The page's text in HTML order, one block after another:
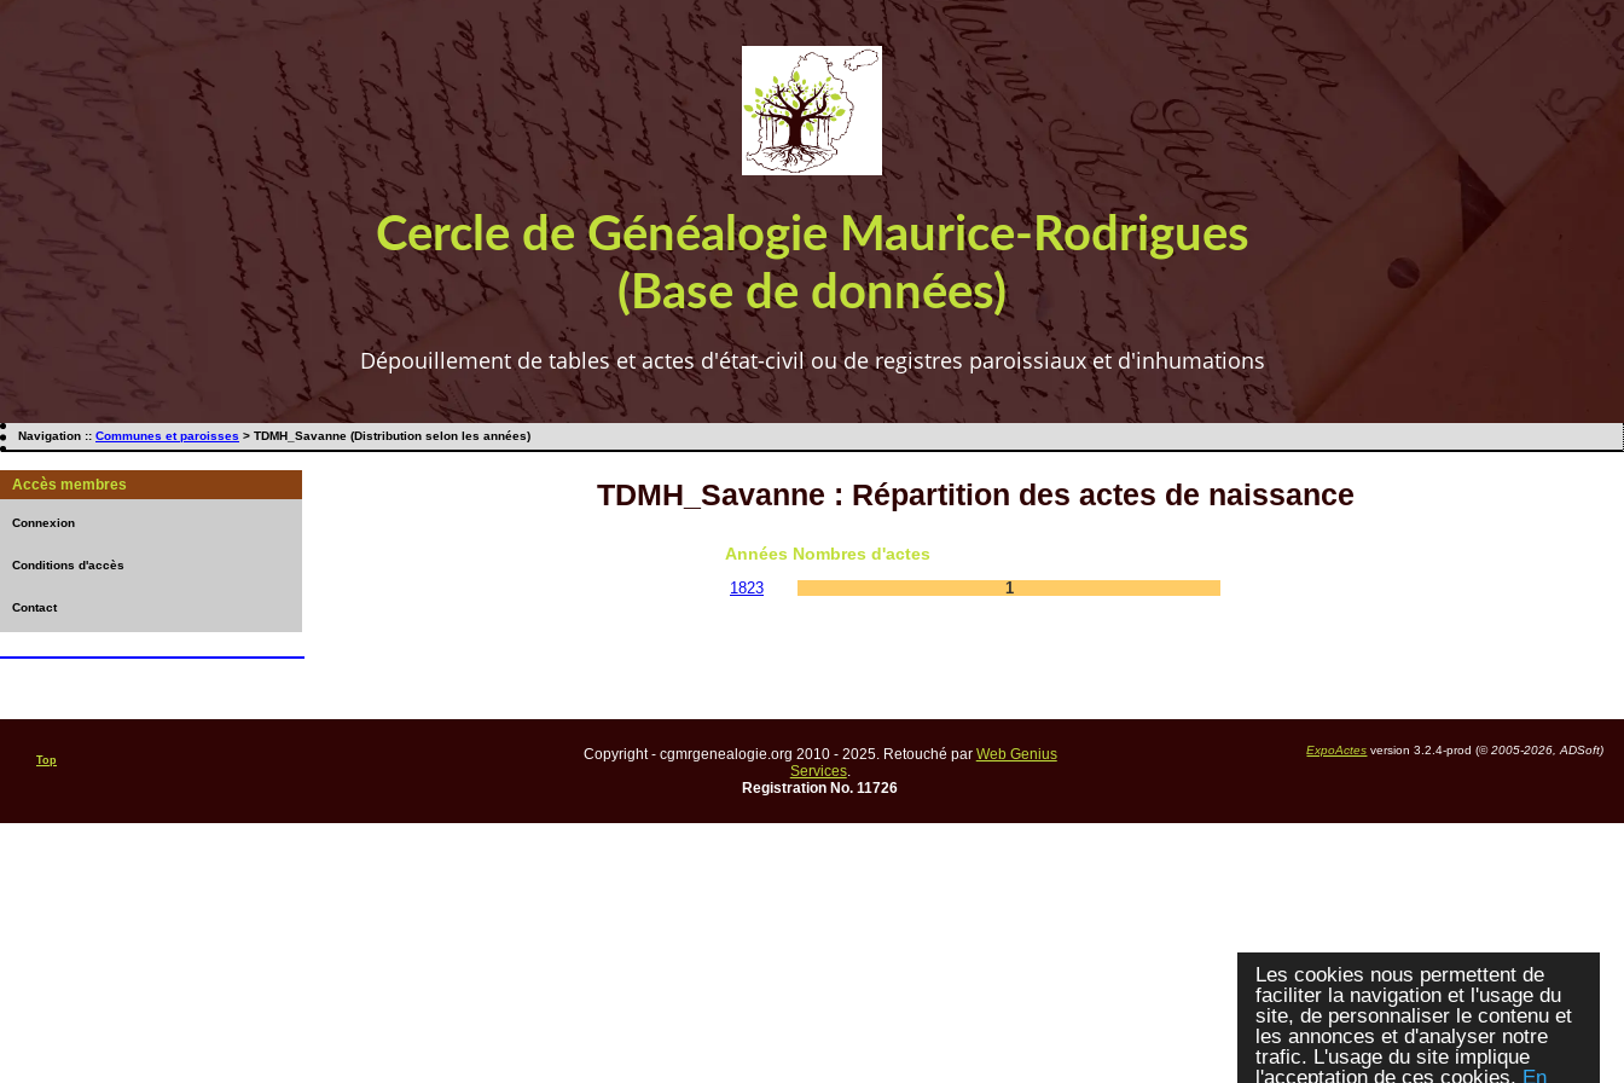
Les cookies nous permettent de
faciliter la navigation et l'usage du
site, de personnaliser le contenu et
les annonces et d'analyser notre
trafic. L'usage du site implique
l'acceptation de ces cookies. En
Cercle de Généalogie Maurice-Rodrigues
(Base de données)
Dépouillement de tables et actes d'état-civil ou de registres paroissiaux et d'inhumations
Navigation :: Communes et paroisses > TDMH_Savanne (Distribution selon les années)
Accès membres
Connexion
Conditions d'accès
Contact
TDMH_Savanne : Répartition des actes de naissance
Années Nombres d'actes
1823 1
Top Copyright - cgmrgenealogie.org 2010 - 2025. Retouché par Web Genius
Services.
Registration No. 11726
ExpoActes version 3.2.4-prod (©2005-2026, ADSoft)